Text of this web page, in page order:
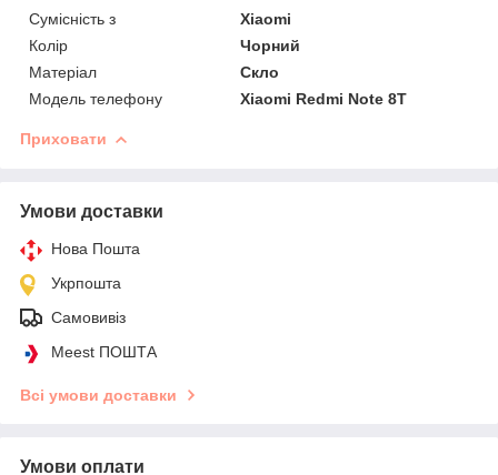
Сумісність з
Xiaomi
Колір
Чорний
Матеріал
Скло
Модель телефону
Xiaomi Redmi Note 8T
Приховати
Умови доставки
Нова Пошта
Укрпошта
Самовивіз
Meest ПОШТА
Всі умови доставки
Умови оплати